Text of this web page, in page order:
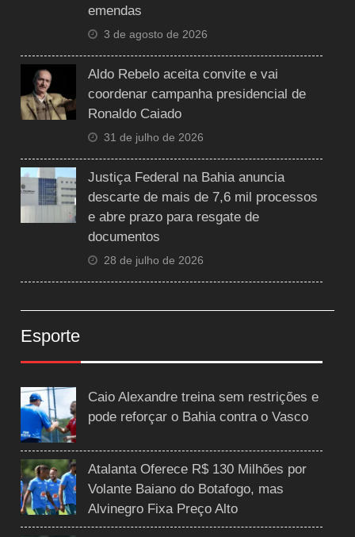
emendas
3 de agosto de 2026
Aldo Rebelo aceita convite e vai
coordenar campanha presidencial de
Ronaldo Caiado
31 de julho de 2026
Justiça Federal na Bahia anuncia
descarte de mais de 7,6 mil processos
e abre prazo para resgate de
documentos
28 de julho de 2026
Esporte
Caio Alexandre treina sem restrições e
pode reforçar o Bahia contra o Vasco
Atalanta Oferece R$ 130 Milhões por
Volante Baiano do Botafogo, mas
Alvinegro Fixa Preço Alto